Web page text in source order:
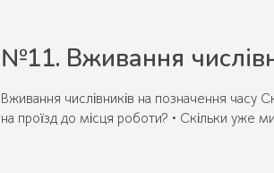
№11. Вживання
Вживання числівників на позначення часу
на проїзд до місця роботи? • Скільки уже